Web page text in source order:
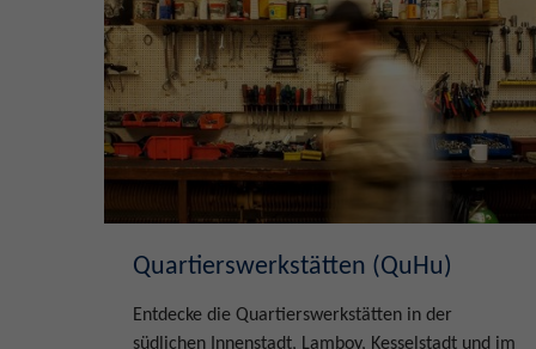
Quartierswerkstätten (QuHu)
Entdecke die Quartierswerkstätten in der
südlichen Innenstadt, Lamboy, Kesselstadt und im